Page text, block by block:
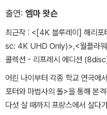
보는 내용을 다룬 반 자전적 코미디였다. 뉴욕대를 졸업한
를 쓰기도 했다. 그 후 헐리웃으
해 여러 편의 오리지널 대본을
러 <그렘린>과 1985년의 어드벤쳐
야에서 성공을 거둔 후 감독으로
집에> 등 세 편을 함께 만들게 되
공하면서 오늘날의 명성을 쌓게
화상 등 각종 영화제 단편영화
단편영화 <랭크>로 BAFTA 상 후보에 올랐다.
리가 살아가는 법>, 2003년 드
2004년 <섹스 트래픽> 등 유수
화<걸 인 더 카페>로 에미상 후보에 오르
와 불사조 기사단>으로 엠파이
이어 <해리포터와 혼혈왕자>의
출연: 엠마 왓슨
최근작 : <[4K 블루레이] 해리
sc: 4K UHD Only)>,<월플라
콜렉션 - 리프레시 에디션
어린 나이부터 각종 학교 연극에
포터와 마법사의 돌>을 통해 본
다섯 살 때까지 프랑스에서 살다